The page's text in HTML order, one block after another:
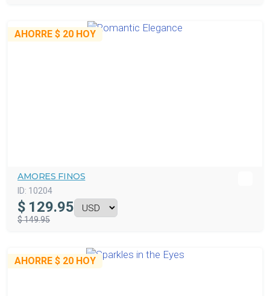
AHORRE $ 20 HOY
AMORES FINOS
ID: 10204
$ 129.95
$ 149.95
AHORRE $ 20 HOY